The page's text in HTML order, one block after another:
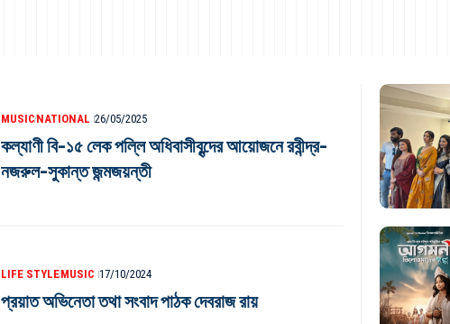
MUSICNATIONAL 26/05/2025
কল্যাণী বি-১৫ লেক পল্লি অধিবাসীবৃন্দের আয়োজনে রবীন্দ্র-
নজরুল-সুকান্ত জন্মজয়ন্তী
LIFE STYLEMUSIC 17/10/2024
প্রয়াত অভিনেতা তথা সংবাদ পাঠক দেবরাজ রায়